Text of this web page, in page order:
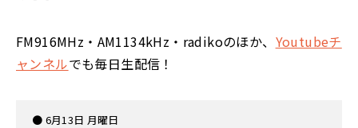
FM916MHz・AM1134kHz・radikoのほか、 Youtubeチ
ャンネルでも毎日生配信！
● 6月13日 月曜日